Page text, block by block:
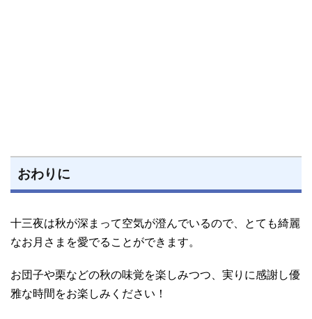
おわりに
十三夜は秋が深まって空気が澄んでいるので、とても綺麗
なお月さまを愛でることができます。
お団子や栗などの秋の味覚を楽しみつつ、実りに感謝し優
雅な時間をお楽しみください！